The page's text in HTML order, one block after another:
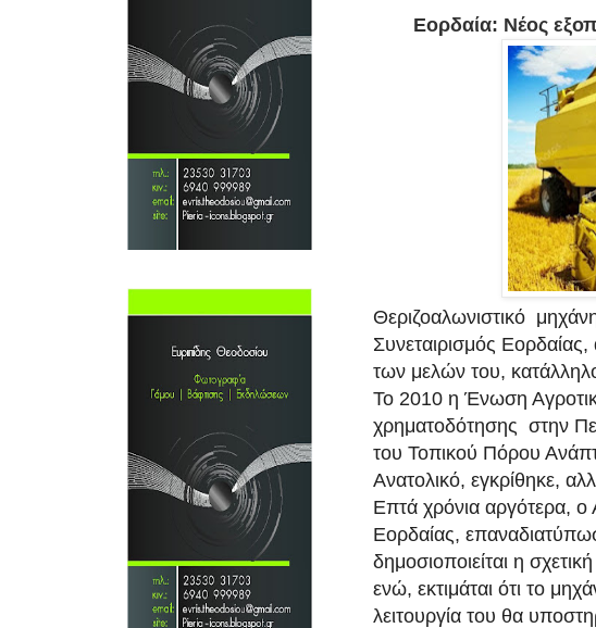
Εορδαία: Νέος
Θεριζοαλωνιστικό
Συνεταιρισμός
των μελών του,
Το 2010 η Ένωση
χρηματοδότησης στην
του Τοπικού Πόρου
Ανατολικό, εγκρίθηκε,
Επτά χρόνια αργότερα, ο
Εορδαίας,
δημοσιοποιείται η
ενώ, εκτιμάται ότι το
λειτουργία του θα